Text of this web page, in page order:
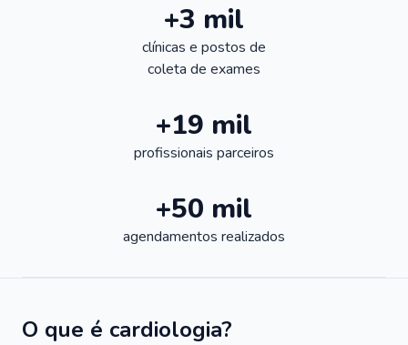
+3 mil
clínicas e postos de
coleta de exames
+19 mil
profissionais parceiros
+50 mil
agendamentos realizados
O que é cardiologia?